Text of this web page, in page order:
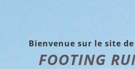
Bienvenue sur le site
FOOTING